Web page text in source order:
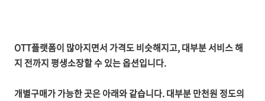
OTT플랫폼이 많아지면서 가격도 비슷해지고, 대부분 서비스 해
지 전까지 평생소장할 수 있는 옵션입니다.
개별구매가 가능한 곳은 아래와 같습니다. 대부분 만천원 정도의